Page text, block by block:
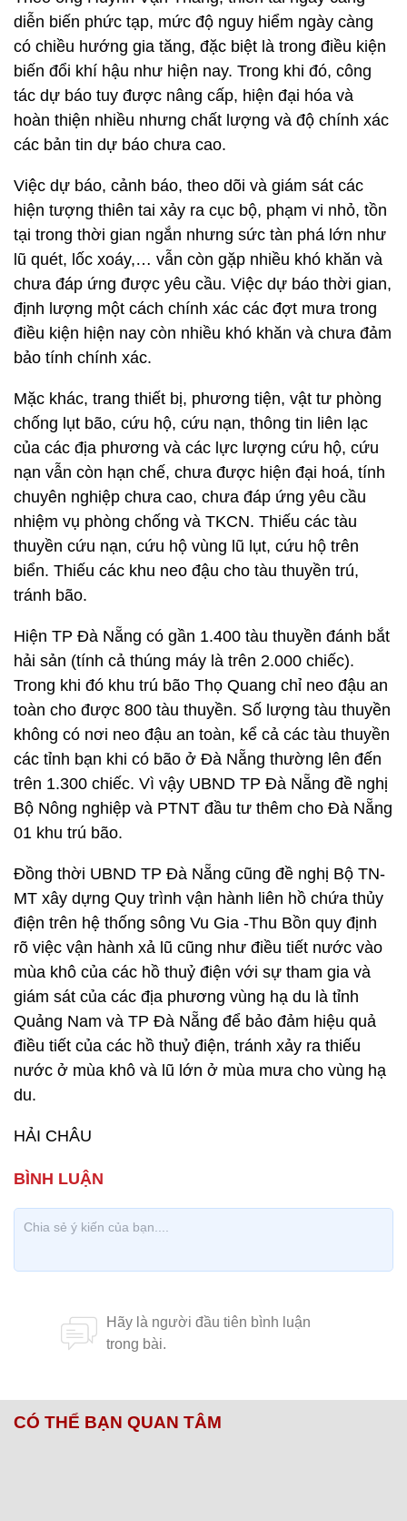
diễn biến phức tạp, mức độ nguy hiểm ngày càng
có chiều hướng gia tăng, đặc biệt là trong điều kiện
biến đổi khí hậu như hiện nay. Trong khi đó, công
tác dự báo tuy được nâng cấp, hiện đại hóa và
hoàn thiện nhiều nhưng chất lượng và độ chính xác
các bản tin dự báo chưa cao.
Việc dự báo, cảnh báo, theo dõi và giám sát các
hiện tượng thiên tai xảy ra cục bộ, phạm vi nhỏ, tồn
tại trong thời gian ngắn nhưng sức tàn phá lớn như
lũ quét, lốc xoáy,… vẫn còn gặp nhiều khó khăn và
chưa đáp ứng được yêu cầu. Việc dự báo thời gian,
định lượng một cách chính xác các đợt mưa trong
điều kiện hiện nay còn nhiều khó khăn và chưa đảm
bảo tính chính xác.
Mặc khác, trang thiết bị, phương tiện, vật tư phòng
chống lụt bão, cứu hộ, cứu nạn, thông tin liên lạc
của các địa phương và các lực lượng cứu hộ, cứu
nạn vẫn còn hạn chế, chưa được hiện đại hoá, tính
chuyên nghiệp chưa cao, chưa đáp ứng yêu cầu
nhiệm vụ phòng chống và TKCN. Thiếu các tàu
thuyền cứu nạn, cứu hộ vùng lũ lụt, cứu hộ trên
biển. Thiếu các khu neo đậu cho tàu thuyền trú,
tránh bão.
Hiện TP Đà Nẵng có gần 1.400 tàu thuyền đánh bắt
hải sản (tính cả thúng máy là trên 2.000 chiếc).
Trong khi đó khu trú bão Thọ Quang chỉ neo đậu an
toàn cho được 800 tàu thuyền. Số lượng tàu thuyền
không có nơi neo đậu an toàn, kể cả các tàu thuyền
các tỉnh bạn khi có bão ở Đà Nẵng thường lên đến
trên 1.300 chiếc. Vì vậy UBND TP Đà Nẵng đề nghị
Bộ Nông nghiệp và PTNT đầu tư thêm cho Đà Nẵng
01 khu trú bão.
Đồng thời UBND TP Đà Nẵng cũng đề nghị Bộ TN-
MT xây dựng Quy trình vận hành liên hồ chứa thủy
điện trên hệ thống sông Vu Gia -Thu Bồn quy định
rõ việc vận hành xả lũ cũng như điều tiết nước vào
mùa khô của các hồ thuỷ điện với sự tham gia và
giám sát của các địa phương vùng hạ du là tỉnh
Quảng Nam và TP Đà Nẵng để bảo đảm hiệu quả
điều tiết của các hồ thuỷ điện, tránh xảy ra thiếu
nước ở mùa khô và lũ lớn ở mùa mưa cho vùng hạ
du.
HẢI CHÂU
CÓ THỂ BẠN QUAN TÂM